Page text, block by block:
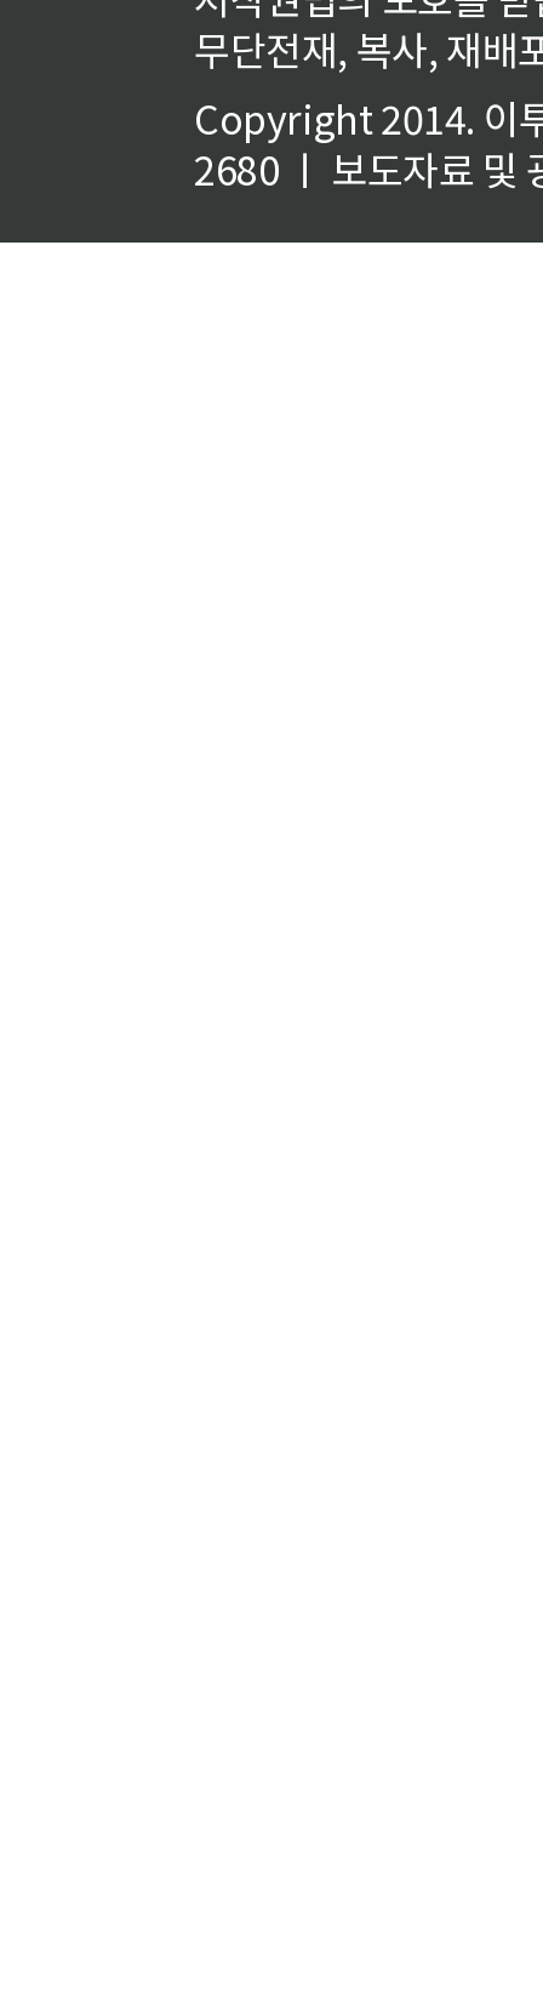
무단전재, 복사, 재배
Copyright 2014. 이
2680 ㅣ 보도자료